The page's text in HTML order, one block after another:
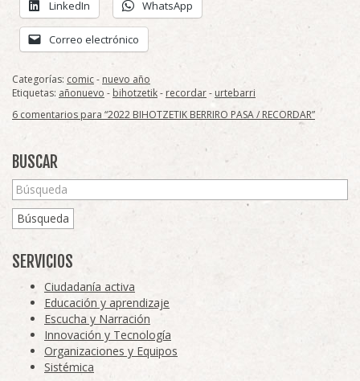
LinkedIn WhatsApp
Correo electrónico
Categorías: comic- nuevo año
Etiquetas: añonuevo - bihotzetik- recordar- urtebarri
6 comentarios para “2022 BIHOTZETIK BERRIRO PASA / RECORDAR”
BUSCAR
Búsqueda
SERVICIOS
Ciudadanía activa
Educación y aprendizaje
Escucha y Narración
Innovación y Tecnología
Organizaciones y Equipos
Sistémica